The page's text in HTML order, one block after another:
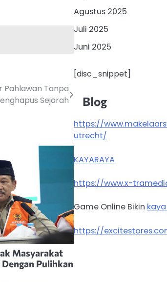
Pahlawan Tanpa
Sejarah
Masyarakat
Pulihkan
Agustus 2025
Juli 2025
Juni 2025
[disc_snippet]
Blog
https://
utrecht/
KAYARAYA
https://www.x-
Game Online Bikin
https://